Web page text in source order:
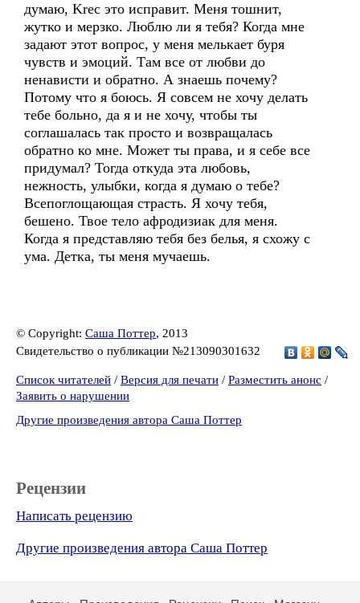
думаю, Krec это исправит. Меня тошнит,
жутко и мерзко. Люблю ли я тебя? Когда мне
задают этот вопрос, у меня мелькает буря
чувств и эмоций. Там все от любви до
ненависти и обратно. А знаешь почему?
Потому что я боюсь. Я совсем не хочу делать
тебе больно, да я и не хочу, чтобы ты
соглашалась так просто и возвращалась
обратно ко мне. Может ты права, и я себе все
придумал? Тогда откуда эта любовь,
нежность, улыбки, когда я думаю о тебе?
Всепоглощающая страсть. Я хочу тебя,
бешено. Твое тело афродизиак для меня.
Когда я представляю тебя без белья, я схожу с
ума. Детка, ты меня мучаешь.
© Copyright: Саша Поттер, 2013
Свидетельство о публикации №213090301632
Список читателей / Версия для печати / Разместить анонс /
Заявить о нарушении
Другие произведения автора Саша Поттер
Рецензии
Написать рецензию
Другие произведения автора Саша Поттер